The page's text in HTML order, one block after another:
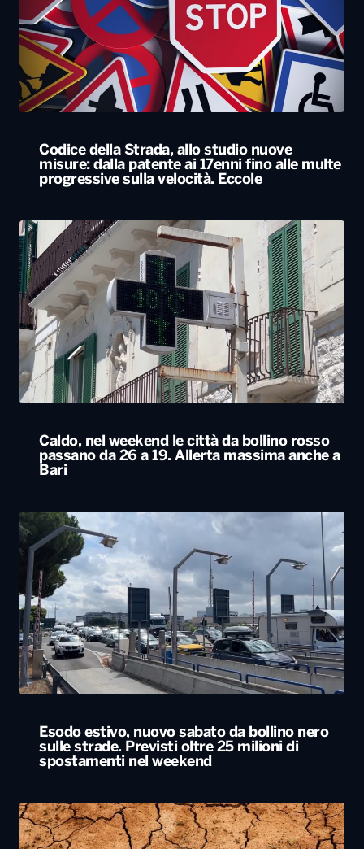
Codice della Strada, allo studio nuove
misure: dalla patente ai 17enni fino alle multe
progressive sulla velocità. Eccole
Caldo, nel weekend le città da bollino rosso
passano da 26 a 19. Allerta massima anche a
Bari
Esodo estivo, nuovo sabato da bollino nero
sulle strade. Previsti oltre 25 milioni di
spostamenti nel weekend